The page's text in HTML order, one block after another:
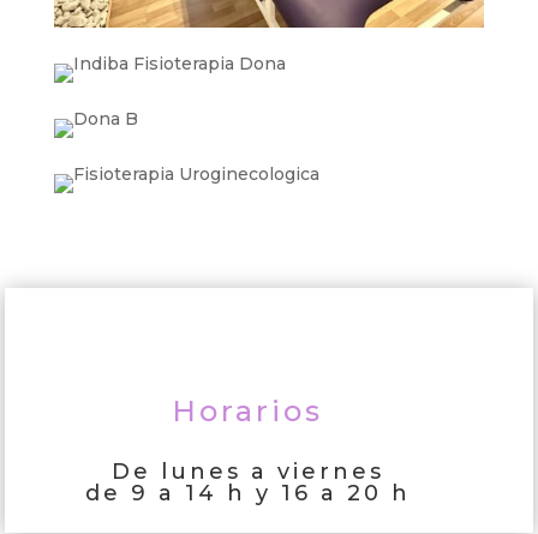
Horarios
De lunes a viernes
de 9 a 14 h y 16 a 20 h